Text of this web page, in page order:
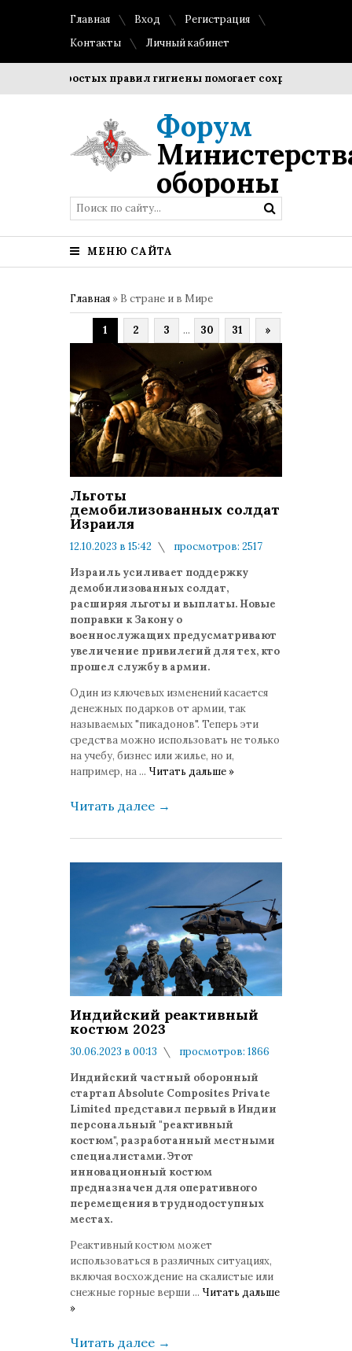
Главная Вход
Регистрация
Контакты
Личный кабинет
простых правил гигиены помогает сохранить
Форум
обороны
МЕНЮ САЙТА
Главная » В стране и в Мире
1 2 3 ... 30 31 »
Льготы
демобилизованных солдат
Израиля
12.10.2023 в 15:42
просмотров: 2517
Израиль усиливает поддержку
демобилизованных солдат,
расширяя льготы и выплаты. Новые
поправки к Закону о
военнослужащих предусматривают
увеличение привилегий для тех, кто
прошел службу в армии.
Один из ключевых изменений касается
денежных подарков от армии, так
называемых "пикадонов". Теперь эти
средства можно использовать не только
на учебу, бизнес или жилье, но и,
например, на ... Читать дальше »
Читать далее →
Индийский реактивный
костюм 2023
30.06.2023 в 00:13
просмотров: 1866
Индийский частный оборонный
стартап Absolute Composites Private
Limited представил первый в Индии
персональный "реактивный
костюм", разработанный местными
специалистами. Этот
инновационный костюм
предназначен для оперативного
перемещения в труднодоступных
местах.
Реактивный костюм может
использоваться в различных ситуациях,
включая восхождение на скалистые или
снежные горные верши ... Читать дальше
»
Читать далее →